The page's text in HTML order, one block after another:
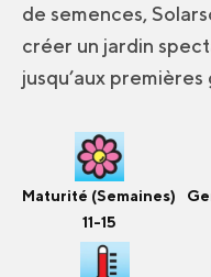
de semences,
créer un jardin
jusqu’aux premières
Maturité (Semaines)
11-15